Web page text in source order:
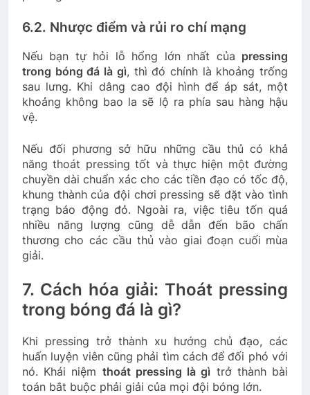
6.2. Nhược điểm và rủi ro chí mạng
Nếu bạn tự hỏi lỗ hổng lớn nhất của pressing
trong bóng đá là gì, thì đó chính là khoảng trống
sau lưng. Khi dâng cao đội hình để áp sát, một
khoảng không bao la sẽ lộ ra phía sau hàng hậu
vệ.
Nếu đối phương sở hữu những cầu thủ có khả
năng thoát pressing tốt và thực hiện một đường
chuyền dài chuẩn xác cho các tiền đạo có tốc độ,
khung thành của đội chơi pressing sẽ đặt vào tình
trạng báo động đỏ. Ngoài ra, việc tiêu tốn quá
nhiều năng lượng cũng dễ dẫn đến bão chấn
thương cho các cầu thủ vào giai đoạn cuối mùa
giải.
7. Cách hóa giải: Thoát pressing
trong bóng đá là gì?
Khi pressing trở thành xu hướng chủ đạo, các
huấn luyện viên cũng phải tìm cách để đối phó với
nó. Khái niệm thoát pressing là gì trở thành bài
toán bắt buộc phải giải của mọi đội bóng lớn.